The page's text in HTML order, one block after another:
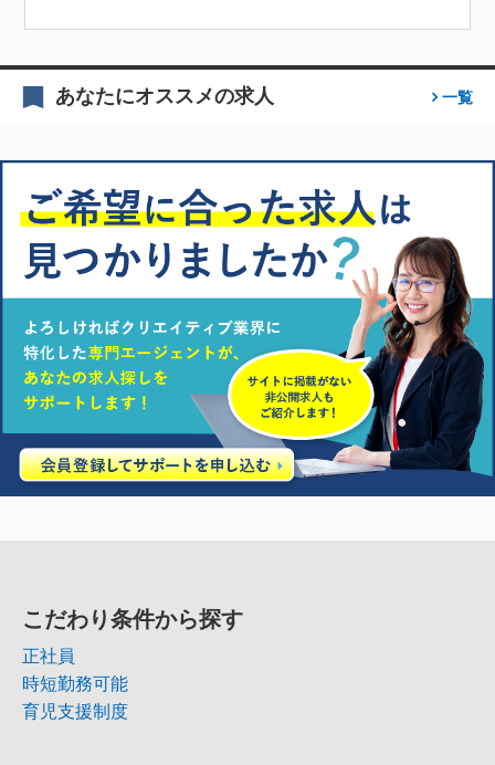
あなたにオススメの求人 一覧
こだわり条件から探す
正社員
時短勤務可能
育児支援制度